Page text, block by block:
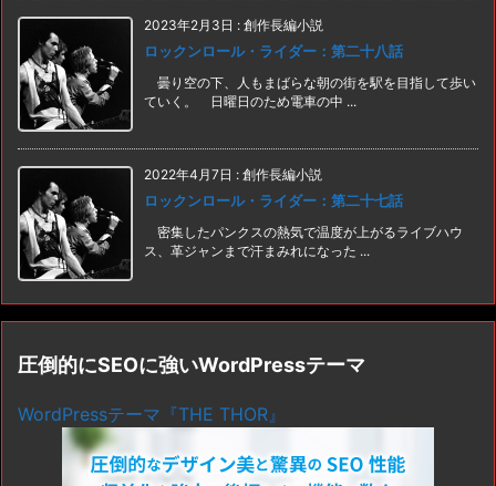
2023年2月3日 : 創作長編小説
ロックンロール・ライダー：第二十八話
曇り空の下、人もまばらな朝の街を駅を目指して歩い
ていく。 日曜日のため電車の中 ...
2022年4月7日 : 創作長編小説
ロックンロール・ライダー：第二十七話
密集したパンクスの熱気で温度が上がるライブハウ
ス、革ジャンまで汗まみれになった ...
圧倒的にSEOに強いWordPressテーマ
WordPressテーマ『THE THOR』